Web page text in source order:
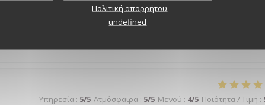
Πολιτική απορρήτου
undefined
très a l aise dans cette ambiance de jeunes et cette déco
Υπηρεσία : 5/5 Ατμόσφαιρα : 5/5 Μενού : 4/5 Ποιότητα / Τιμή :